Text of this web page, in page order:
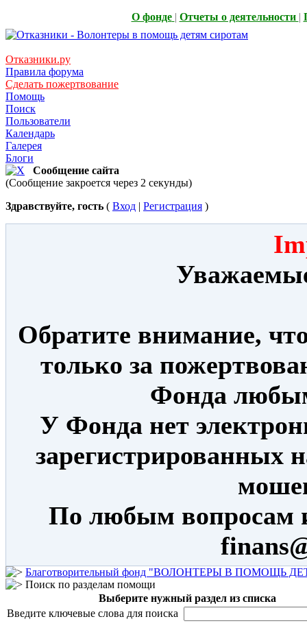
О фонде | Отчеты о деятельности |
Отказники.ру
Правила форума
Сделать пожертвование
Помощь
Поиск
Пользователи
Календарь
Галерея
Блоги
Сообщение сайта
(Сообщение закроется через 2 секунды)
Здравствуйте, гость ( Вход | Регистрация )
Обратите внимание,
только за
Фонда
У Фонда нет
зарегистрированных
По любым вопросам
Благотворительный фонд "ВОЛОНТЕРЫ В ПОМОЩЬ
Поиск по разделам помощи
Выберите нужный раздел из списка
Введите ключевые слова для поиска